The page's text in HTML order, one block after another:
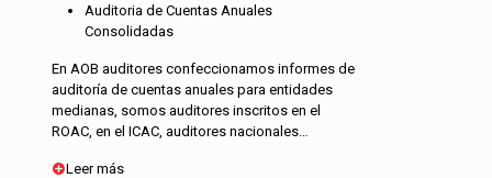
Auditoria de Cuentas Anuales
Consolidadas
En AOB auditores confeccionamos informes de
auditoría de cuentas anuales para entidades
medianas, somos auditores inscritos en el
ROAC, en el ICAC, auditores nacionales…
Leer más